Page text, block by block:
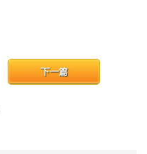
下一篇